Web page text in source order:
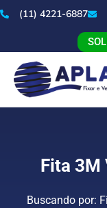
(11) 4221-6887
Fita 3M
Buscando por: